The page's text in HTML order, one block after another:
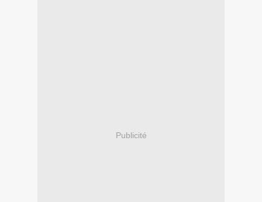
Publicité